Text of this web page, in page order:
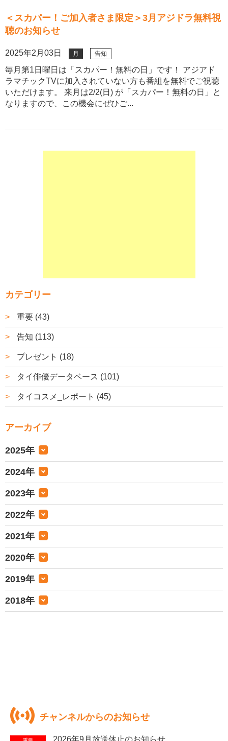
＜スカパー！ご加入者さま限定＞3月アジドラ無料視
聴のお知らせ
2025年2月03日 月 告知
毎月第1日曜日は「スカパー！無料の日」です！ アジアド
ラマチックTVに加入されていない方も番組を無料でご視聴
いただけます。 来月は2/2(日) が「スカパー！無料の日」と
なりますので、この機会にぜひご...
カテゴリー
重要 (43)
告知 (113)
プレゼント (18)
タイ俳優データベース (101)
タイコスメ_レポート (45)
アーカイブ
2025年
2024年
2023年
2022年
2021年
2020年
2019年
2018年
チャンネルからのお知らせ
2026年9月放送休止のお知らせ